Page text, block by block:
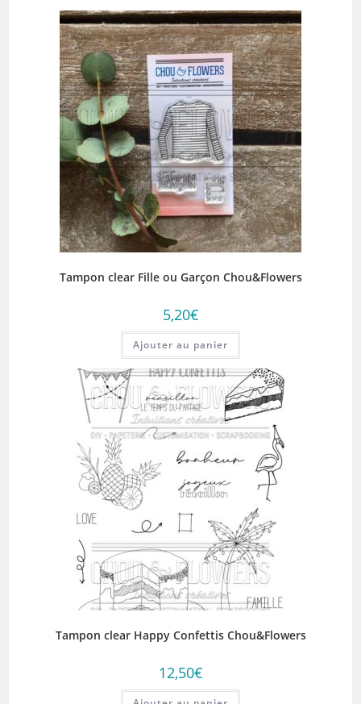
Tampon clear Fille ou Garçon Chou&Flowers
5,20€
Ajouter au panier
Tampon clear Happy Confettis Chou&Flowers
12,50€